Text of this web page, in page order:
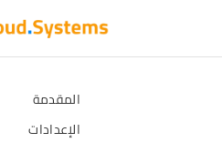
المقدمة
الإعدادات